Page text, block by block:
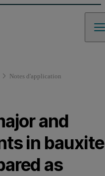
Notes d'application
and
in bauxite
as